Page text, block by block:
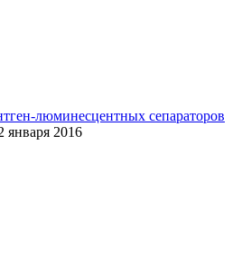
люминесцентных сепараторов
января 2016